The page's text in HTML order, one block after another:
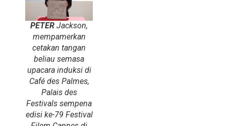
PETER Jackson,
mempamerkan
cetakan tangan
beliau semasa
upacara induksi di
Café des Palmes,
Palais des
Festivals sempena
edisi ke-79 Festival